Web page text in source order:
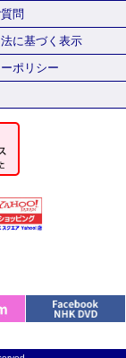
問
に基づく表示
ポリシー